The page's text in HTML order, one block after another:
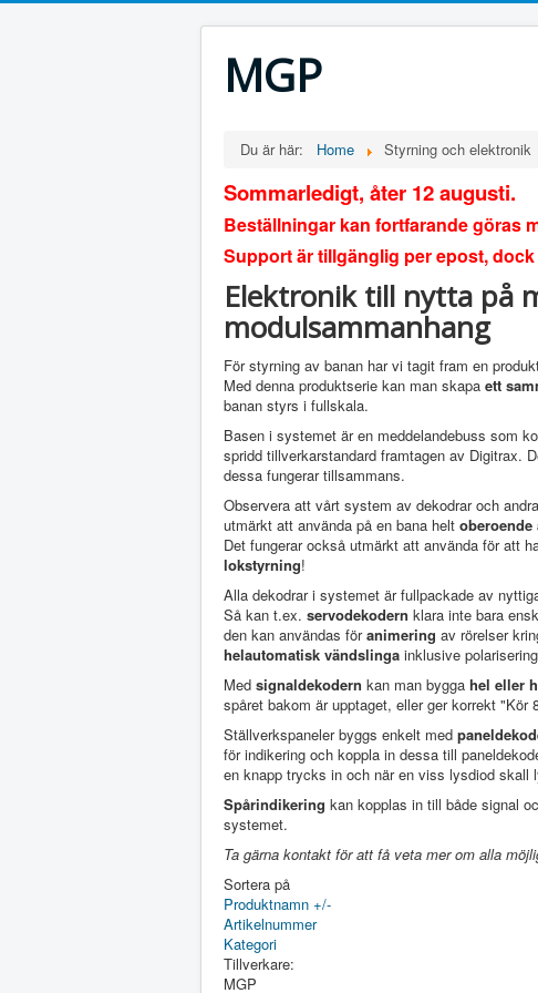
MGP
Du är här: Home Styrning och elektronik
Sommarledigt, åter 12 augusti.
Beställningar kan fortfarande göras
Support är tillgänglig per epost,
Elektronik till nytta på
modulsammanhang
För styrning av banan har vi tagit fram en
Med denna produktserie kan man skapa ett
banan styrs i fullskala.
Basen i systemet är en meddelandebuss som
spridd tillverkarstandard framtagen av Digitrax.
dessa fungerar tillsammans.
Observera att vårt system av dekodrar och
utmärkt att använda på en bana helt
Det fungerar också utmärkt att använda för att
lokstyrning!
Alla dekodrar i systemet är fullpackade av
Så kan t.ex. servodekodern klara inte bara
den kan användas föranimering av rörelser
helautomatisk vändslinga inklusive
Med signaldekodern kan man bygga hel eller
spåret bakom är upptaget, eller ger korrekt
Ställverkspaneler byggs enkelt med
för indikering och koppla in dessa till
en knapp trycks in och när en viss lysdiod skall
Spårindikering kan kopplas in till både signal
systemet.
Ta gärna kontakt för att få veta mer om alla
Sortera på
Produktnamn +/-
Artikelnummer
Kategori
Tillverkare:
MGP